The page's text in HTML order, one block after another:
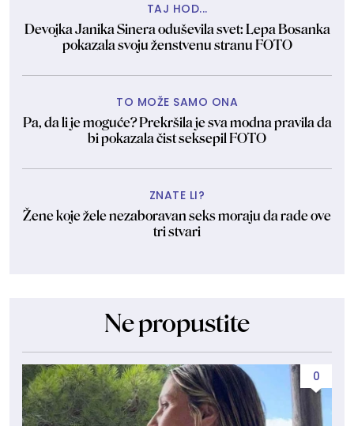
TAJ HOD...
Devojka Janika Sinera oduševila svet: Lepa Bosanka
pokazala svoju ženstvenu stranu FOTO
TO MOŽE SAMO ONA
Pa, da li je moguće? Prekršila je sva modna pravila da
bi pokazala čist seksepil FOTO
ZNATE LI?
Žene koje žele nezaboravan seks moraju da rade ove
tri stvari
Ne propustite
0